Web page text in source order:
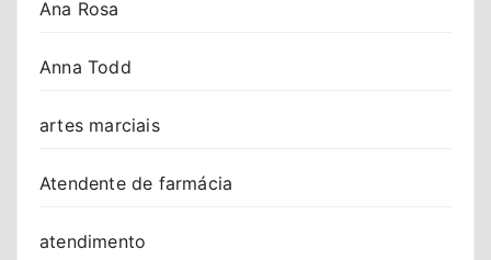
Ana Rosa
Anna Todd
artes marciais
Atendente de farmácia
atendimento